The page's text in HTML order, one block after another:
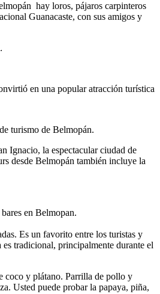
hay loros, pájaros carpinteros
Guanacaste, con sus amigos y
en una popular atracción turística
turismo de Belmopán.
Ignacio, la espectacular ciudad de
desde Belmopán también incluye la
en Belmopan.
Es un favorito entre los turistas y
tradicional, principalmente durante el
coco y plátano. Parrilla de pollo y
Usted puede probar la papaya, piña,